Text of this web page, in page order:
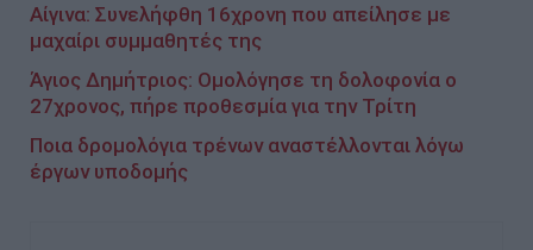
Αίγινα: Συνελήφθη 16χρονη που απείλησε με
μαχαίρι συμμαθητές της
Άγιος Δημήτριος: Ομολόγησε τη δολοφονία ο
27χρονος, πήρε προθεσμία για την Τρίτη
Ποια δρομολόγια τρένων αναστέλλονται λόγω
έργων υποδομής